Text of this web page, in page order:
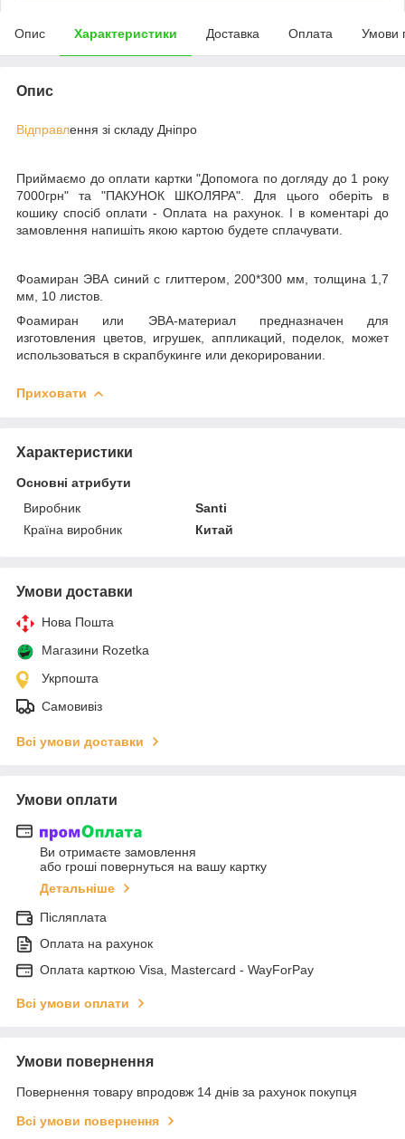
Опис Характеристики Доставка Оплата Умови
Опис
Відправлення зі складу Дніпро
Приймаємо до оплати картки "Допомога по догляду до 1 року
7000грн" та "ПАКУНОК ШКОЛЯРА". Для цього оберіть в
кошику спосіб оплати - Оплата на рахунок. І в коментарі до
замовлення напишіть якою картою будете сплачувати.
Фоамиран ЭВА синий с глиттером, 200*300 мм, толщина 1,7
мм, 10 листов.
Фоамиран или ЭВА-материал предназначен для
изготовления цветов, игрушек, аппликаций, поделок, может
использоваться в скрапбукинге или декорировании.
Приховати
Характеристики
Основні атрибути
Виробник
Santi
Країна виробник
Китай
Умови доставки
Нова Пошта
Магазини Rozetka
Укрпошта
Самовивіз
Всі умови доставки
Умови оплати
Ви отримаєте замовлення
або гроші повернуться на вашу картку
Детальніше
Післяплата
Оплата на рахунок
Оплата карткою Visa, Mastercard - WayForPay
Всі умови оплати
Умови повернення
Повернення товару впродовж 14 днів за рахунок покупця
Всі умови повернення